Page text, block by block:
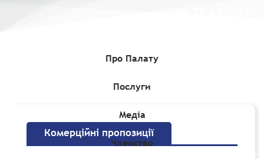
Про Палату
Послуги
Медіа
Членство
Комерційні пропозиції
Комерційні пропозиції